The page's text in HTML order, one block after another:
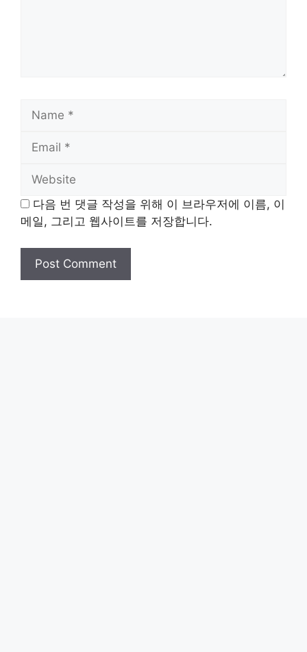
Name
Email
Website
다음 번 댓글 작성을 위해 이 브라우저에 이름, 이
메일, 그리고 웹사이트를 저장합니다.